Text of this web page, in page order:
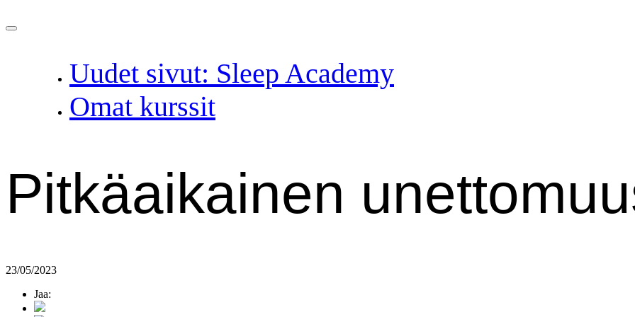
Uudet sivut: Sleep Academy
Omat kurssit
Pitkäaikainen
23/05/2023
Jaa: